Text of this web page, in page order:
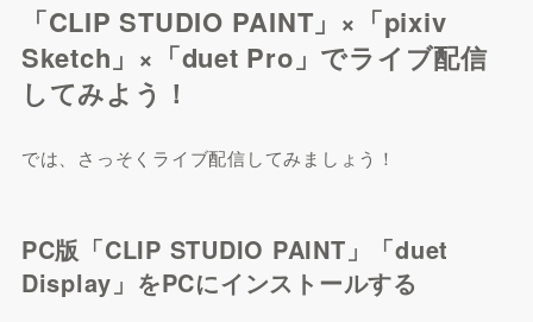
「CLIP STUDIO PAINT」×「pixiv
Sketch」×「duet Pro」でライブ配信
してみよう！
では、さっそくライブ配信してみましょう！
PC版「CLIP STUDIO PAINT」「duet
Display」をPCにインストールする